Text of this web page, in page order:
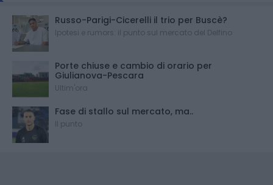
Russo-Parigi-Cicerelli il trio per Buscè?
Ipotesi e rumors: il punto sul mercato del Delfino
Porte chiuse e cambio di orario per
Giulianova-Pescara
Ultim'ora
Fase di stallo sul mercato, ma..
Il punto